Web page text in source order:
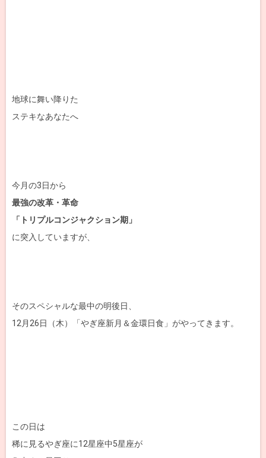
地球に舞い降りた
ステキなあなたへ
今月の3日から
最強の改革・革命
「トリプルコンジャクション期」
に突入していますが、
そのスペシャルな最中の明後日、
12月26日（木）「やぎ座新月＆金環日食」がやってきます。
この日は
稀に見るやぎ座に12星座中5星座が